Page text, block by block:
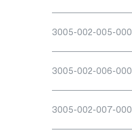
3005-002-005-000
3005-002-006-000
3005-002-007-000